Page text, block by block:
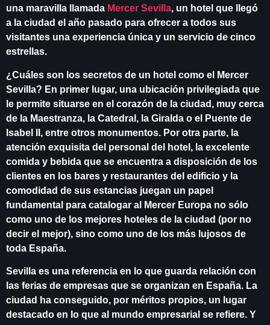
una maravilla llamada Mercer Sevilla, un hotel que llegó
a la ciudad el año pasado para ofrecer a todos sus
visitantes una experiencia única y un servicio de cinco
estrellas.
¿Cuáles son los secretos de un hotel como el Mercer
Sevilla? En primer lugar, una ubicación privilegiada que
le permite situarse en el corazón de la ciudad, muy cerca
de la Maestranza, la Catedral, la Giralda o el Puente de
Isabel II, entre otros monumentos. Por otra parte, la
atención exquisita del personal del hotel, la excelente
comida y bebida que se encuentra a disposición de los
clientes en los bares y restaurantes del edificio y la
comodidad de sus estancias juegan un papel
fundamental para catalogar al Mercer Europa no sólo
como uno de los mejores hoteles de la ciudad (por no
decir el mejor), sino como uno de los más lujosos de
toda España.
Sevilla es una referencia en lo que guarda relación con
las ferias de empresas que se organizan en España. La
ciudad ha conseguido, por méritos propios, un lugar
destacado en lo que al mundo empresarial se refiere. Y